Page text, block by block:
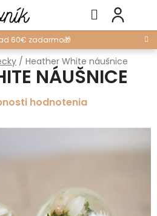
60€ zadarmo🎁
Hľadať
/ Heather White náušnice
NÁUŠNICE
hodnotenia